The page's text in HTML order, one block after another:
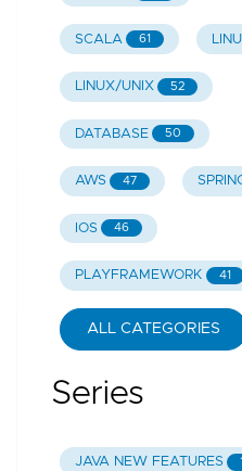
SCALA 61
LINUX/UNIX 52
DATABASE 50
AWS 47
IOS 46
PLAYFRAMEWORK 41
ALL CATEGORIES
Series
JAVA NEW FEATURES